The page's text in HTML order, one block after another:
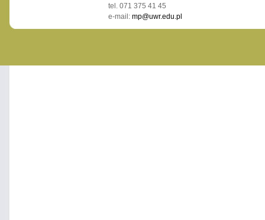
tel. 071 375 41 45
e-mail: mp@uwr.edu.pl